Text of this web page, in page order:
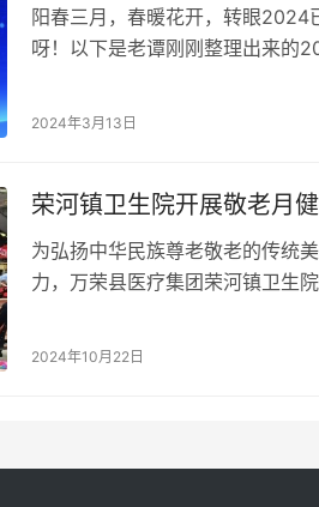
阳春三月，春暖花开，转眼2024
呀！以下是老谭刚刚整理出来的
2024年3月13日
荣河镇卫生院开展敬老月
为弘扬中华民族尊老敬老的传统
力，万荣县医疗集团荣河镇卫生
2024年10月22日